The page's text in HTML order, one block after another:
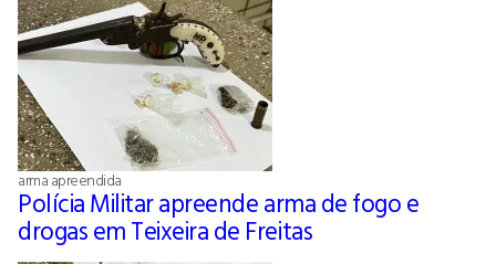
arma apreendida
Polícia Militar apreende arma de fogo e
drogas em Teixeira de Freitas